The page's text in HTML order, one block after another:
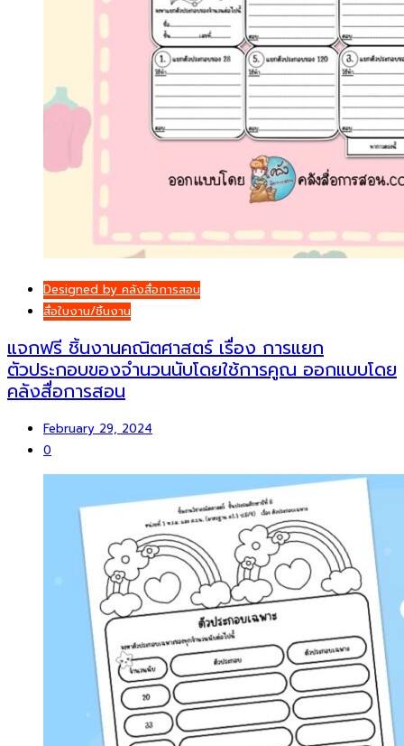
Designed by คลังสื่อการสอน
สื่อใบงาน/ชิ้นงาน
แจกฟรี ชิ้นงานคณิตศาสตร์ เรื่อง การแยก
ตัวประกอบของจำนวนนับโดยใช้การคูณ ออกแบบโดย
คลังสื่อการสอน
February 29, 2024
0